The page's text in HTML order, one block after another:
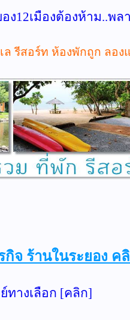
ง12เมืองต้องห้าม..พล
ล รีสอร์ท ห้องพักถูก ลอ
กิจ ร้านในระยอง
ทางเลือก [คลิก]